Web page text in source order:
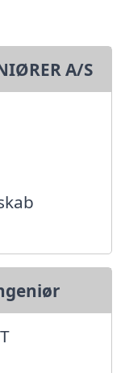
A/S